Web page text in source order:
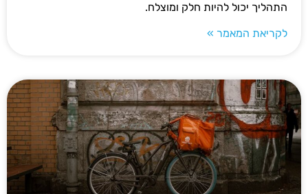
התהליך יכול להיות חלק ומוצלח.
לקריאת המאמר »